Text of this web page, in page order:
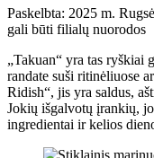
Paskelbta: 2025 m.
gali būti filialų nuorodos
„Takuan“ yra tas ryškiai
randate suši ritinėliuose
Ridish“, jis yra saldus,
Jokių išgalvotų įrankių,
ingredientai ir kelios